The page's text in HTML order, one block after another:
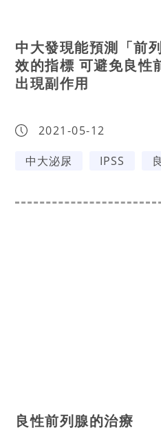
中大發現能預測「前
效的指標 可避免良性
出現副作用
2021-05-12
中大泌尿
IPSS
良性前列腺的治療